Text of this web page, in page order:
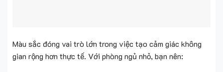
Màu sắc đóng vai trò lớn trong việc tạo cảm giác không
gian rộng hơn thực tế. Với phòng ngủ nhỏ, bạn nên: